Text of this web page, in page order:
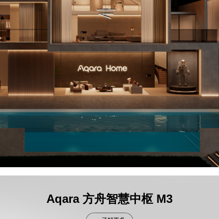
Aqara 方舟智慧中枢 M3